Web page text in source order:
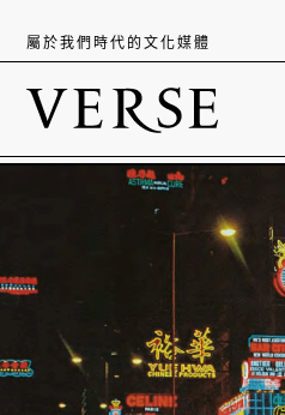
屬於我們時代的文化媒體